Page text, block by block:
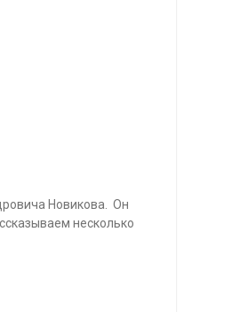
Новикова. Он
несколько